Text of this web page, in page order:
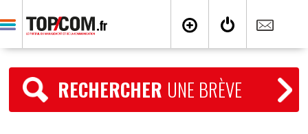
RECHERCHER UNE BRÈVE